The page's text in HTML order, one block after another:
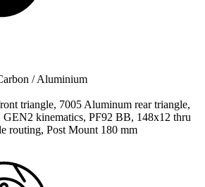
/ Aluminium
triangle, 7005 Aluminum rear triangle,
kinematics, PF92 BB, 148x12 thru
routing, Post Mount 180 mm